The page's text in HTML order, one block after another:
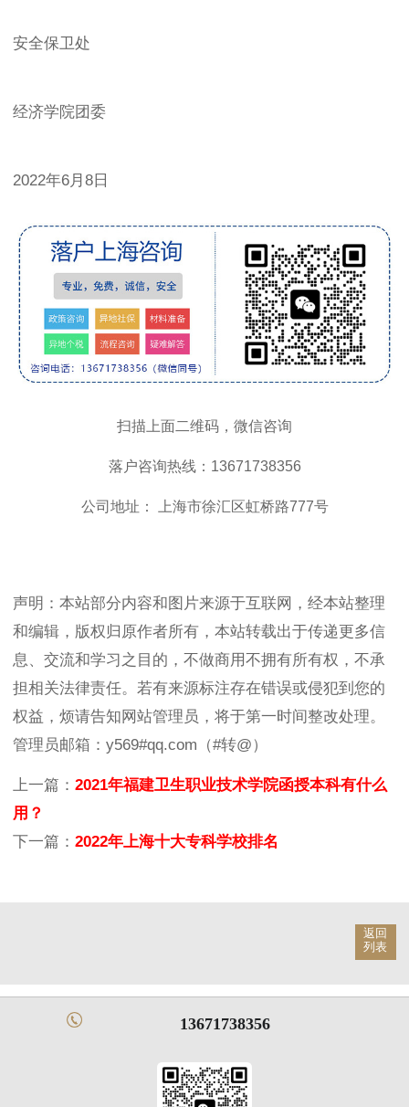
安全保卫处
经济学院团委
2022年6月8日
扫描上面二维码，微信咨询
落户咨询热线：13671738356
公司地址： 上海市徐汇区虹桥路777号
声明：本站部分内容和图片来源于互联网，经本站整理
和编辑，版权归原作者所有，本站转载出于传递更多信
息、交流和学习之目的，不做商用不拥有所有权，不承
担相关法律责任。若有来源标注存在错误或侵犯到您的
权益，烦请告知网站管理员，将于第一时间整改处理。
管理员邮箱：y569#qq.com（#转@）
上一篇： 2021年福建卫生职业技术学院函授本科有什么
用？
下一篇： 2022年上海十大专科学校排名
返回
列表
13671738356